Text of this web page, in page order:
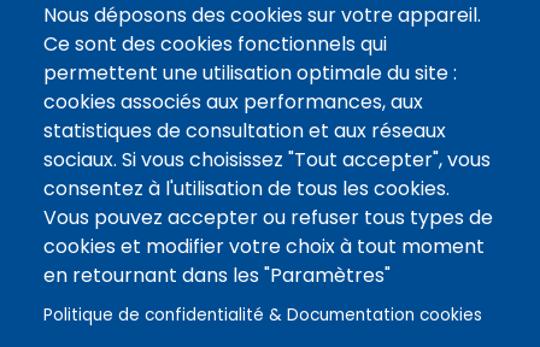
Nous déposons des cookies sur votre appareil.
Ce sont des cookies fonctionnels qui
permettent une utilisation optimale du site :
cookies associés aux performances, aux
statistiques de consultation et aux réseaux
sociaux. Si vous choisissez "Tout accepter", vous
consentez à l'utilisation de tous les cookies.
Vous pouvez accepter ou refuser tous types de
cookies et modifier votre choix à tout moment
en retournant dans les "Paramètres"
Politique de confidentialité & Documentation cookies
COOKIES
Assemblée
nationaleLE SITE DE L’ASSEMBLÉE NATIONALE
Suivez-nous